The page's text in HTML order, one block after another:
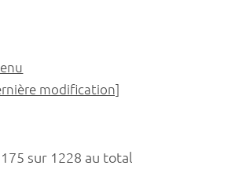
sur 1228 au total
modification]